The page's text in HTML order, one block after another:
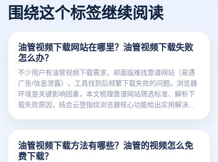
围绕这个标签继续阅读
油管视频下载网站在哪里？油管视频下载失败
怎么办？
不少用户有油管视频下载需求，却面临难找靠谱网站（易遇
广告/信息泄露）、工具找到后频繁下载失败的问题。浏览器
环境是关键影响因素，本文梳理靠谱网站筛选标准、解析下
载失败原因，结合云登指纹浏览器核心功能给出实用解决对
油管视频下载方法有哪些？油管的视频怎么免
费下载？